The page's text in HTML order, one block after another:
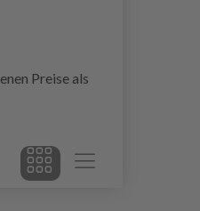
Preise als